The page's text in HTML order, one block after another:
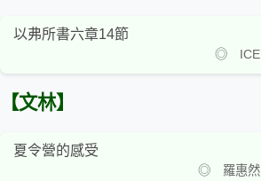
以弗所書六章14節
◎ ICE
【文林】
夏令營的感受
◎ 羅惠然